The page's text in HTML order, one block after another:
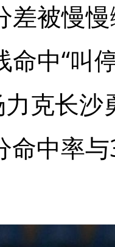
差被慢
命中“叫
克长
命中率